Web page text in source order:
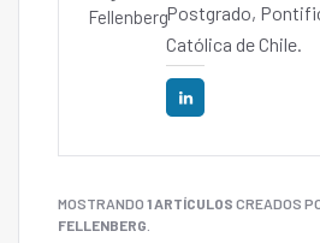
Postgrado,
Católica de Chile.
MOSTRANDO 1 ARTÍCULOS CREADOS
FELLENBERG